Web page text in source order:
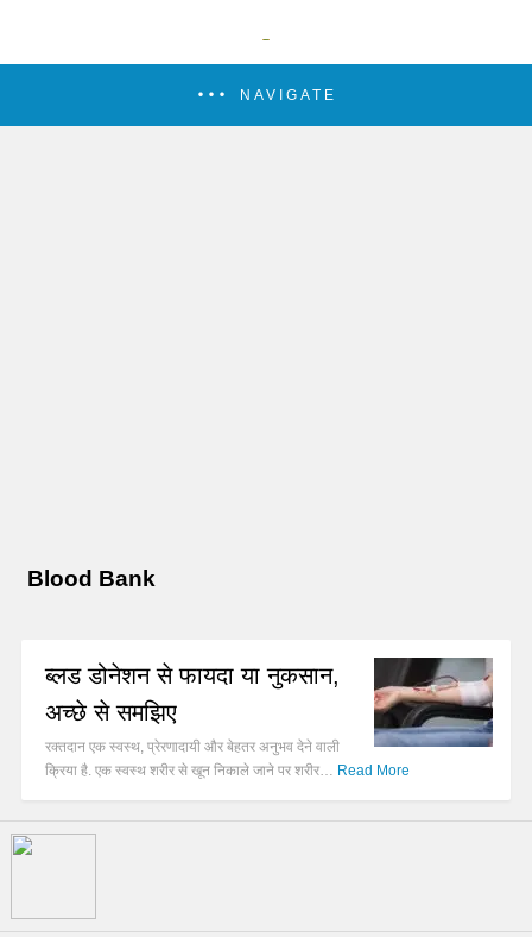
NAVIGATE
Blood Bank
ब्लड डोनेशन से फायदा या नुकसान,
अच्छे से समझिए
रक्तदान एक स्वस्थ, प्रेरणादायी और बेहतर अनुभव देने वाली
क्रिया है. एक स्वस्थ शरीर से खून निकाले जाने पर शरीर… Read More